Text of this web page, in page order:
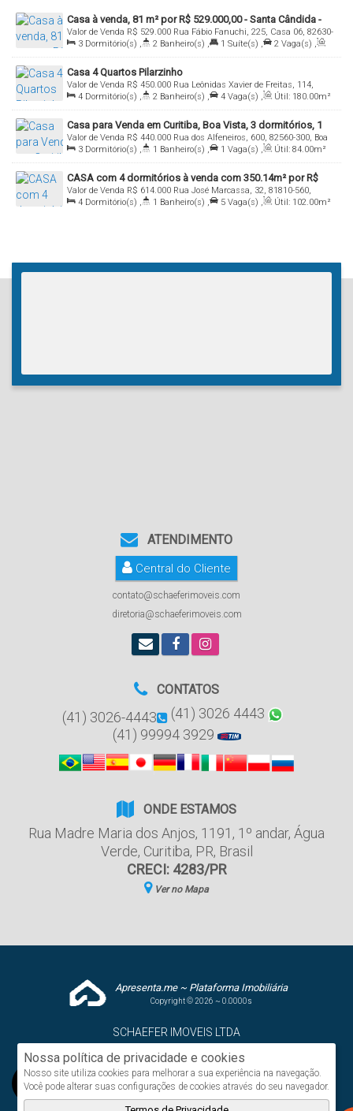
Nossa política de privacidade e cookies
Nosso site utiliza cookies para melhorar a sua experiência na navegação.
Você pode alterar suas configurações de cookies através do seu navegador.
Casa à venda, 81 m² por R$ 529.000,00 - Santa Cândida -
Curitiba/PR
R$ 529.000
Valor de Venda
Rua Fábio Fanuchi, 225, Casa 06, 82630-
550, Santa Cândida, Curitiba, Paraná, Brasil
3 Dormitório(s) , 2 Banheiro(s) , 1 Suíte(s) , 2 Vaga(s) ,
Útil: 81.00m²
Casa 4 Quartos Pilarzinho
R$ 450.000
Valor de Venda
Rua Leônidas Xavier de Freitas, 114,
Casa, 82115-040, Pilarzinho, Curitiba, Paraná, Brasil
4 Dormitório(s) , 2 Banheiro(s) , 4 Vaga(s) , Útil: 180.00m²
Casa para Venda em Curitiba, Boa Vista, 3 dormitórios, 1
banheiro, 1 vaga
R$ 440.000
Valor de Venda
Rua dos Alfeneiros, 600, 82560-300, Boa
Vista, Curitiba, Paraná, Brasil
3 Dormitório(s) , 1 Banheiro(s) , 1 Vaga(s) , Útil: 84.00m²
CASA com 4 dormitórios à venda com 350.14m² por R$
614.000,00 no bairro Xaxim - CURITIBA / PR
R$ 614.000
Valor de Venda
Rua José Marcassa, 32, 81810-560,
Xaxim, Curitiba, Paraná, Brasil
4 Dormitório(s) , 1 Banheiro(s) , 5 Vaga(s) , Útil: 102.00m²
ATENDIMENTO
Central do Cliente
contato@schaeferimoveis.com
diretoria@schaeferimoveis.com
CONTATOS
(41) 3026-4443
(41) 3026 4443
(41) 99994 3929
ONDE ESTAMOS
Rua Madre Maria dos Anjos, 1191 , 1º andar, Água
Verde, Curitiba, PR, Brasil
CRECI: 4283/PR
Ver no Mapa
Apresenta.me ~ Plataforma Imobiliária
Copyright © 2026 ~ 0.0000s
SCHAEFER IMOVEIS LTDA